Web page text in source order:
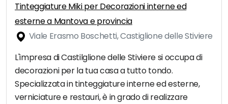
Tinteggiature Miki per Decorazioni interne ed
esterne a Mantova e provincia
Viale Erasmo Boschetti, Castiglione delle Stiviere
L'impresa di Castilglione delle Stiviere si occupa di
decorazioni per la tua casa a tutto tondo.
Specializzata in tinteggiature interne ed esterne,
verniciature e restauri, è in grado di realizzare